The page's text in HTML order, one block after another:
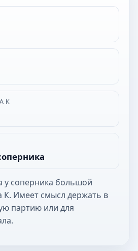
К
у соперника большой
К. Имеет смысл держать в
партию или для